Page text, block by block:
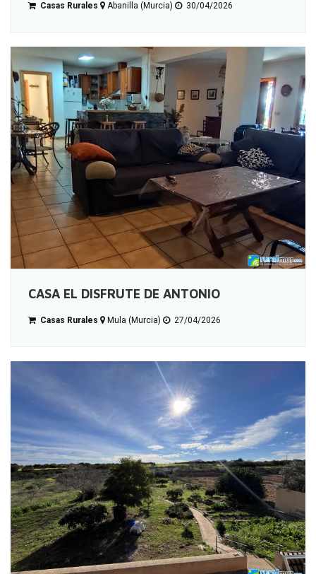
Casas Rurales Abanilla (Murcia) 30/04/2026
CASA EL DISFRUTE DE ANTONIO
Casas Rurales Mula (Murcia) 27/04/2026